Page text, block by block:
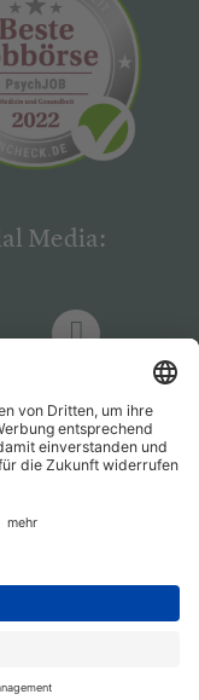
Media:
Hogrefe
Verlag